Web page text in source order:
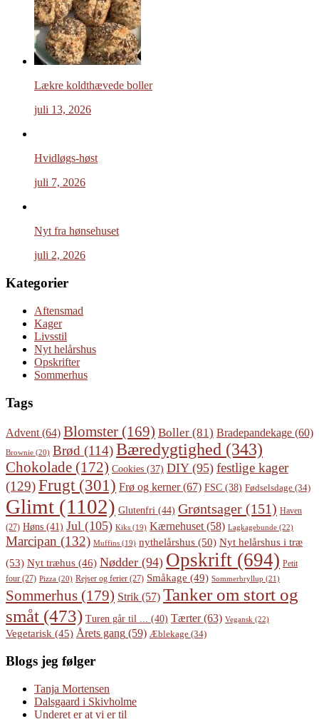
Lækre koldthævede boller
juli 13, 2026
Hvidløgs-høst
juli 7, 2026
Nyt fra hønsehuset
juli 2, 2026
Kategorier
Aftensmad
Kager
Livsstil
Nyt helårshus
Opskrifter
Sommerhus
Tags
Advent (64) Blomster (169) Boller (81) Bradepandekage (60)
Brownie (20) Brød (114)Bæredygtighed (343)
Chokolade (172) Cookies (37) DIY(95) festlige kager
(129)Frugt(301) Frø og kerner(67) FSC (38) Fødselsdage (34)
Glimt (1102) Glutenfri (44) Grøntsager (151) Haven
(27) Høns (41) Jul (105) Kiks (19) Kærnehuset (58) Lagkagebunde (22)
Marcipan (132) Muffins (19) nythelårshus (50) Nyt helårshus i træ
(53) Nyt træhus (46) Nødder (94) Opskrift (694) Petit
four (27) Pizza (20) Rejser og ferier (27) Småkage (49) Sommerbryllup (21)
Sommerhus (179) Strik (57) Tanker om stort og
småt (473) Turen går til ... (40) Tærter(63) Vegansk (22)
Vegetarisk (45) Årets gang (59) Æblekage (34)
Blogs jeg følger
Tanja Mortensen
Dalsgaard i Skivholme
Underet er at vi er til